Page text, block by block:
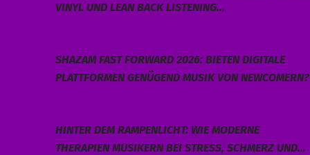
VINYL UND LEAN BACK LISTENING…
SHAZAM FAST FORWARD 2026: BIETEN DIGITALE
PLATTFORMEN GENÜGEND MUSIK VON NEWCOMERN?
HINTER DEM RAMPENLICHT: WIE MODERNE
THERAPIEN MUSIKERN BEI STRESS, SCHMERZ UND…